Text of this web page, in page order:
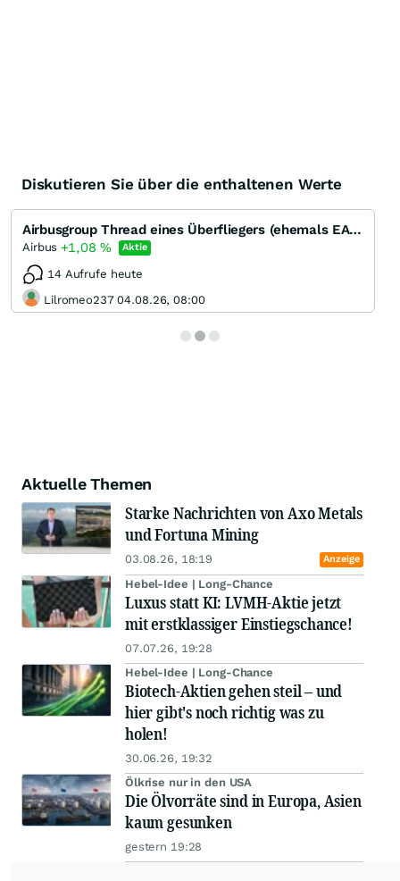
Diskutieren Sie über die enthaltenen Werte
Airbusgroup Thread eines Überfliegers (ehemals EADS)
Airbus +1,08% Aktie
14 Aufrufe heute
Lilromeo237 04.08.26, 08:00
Aktuelle Themen
Starke Nachrichten von Axo Metals
und Fortuna Mining
03.08.26, 18:19 Anzeige
Hebel-Idee | Long-Chance
Luxus statt KI: LVMH-Aktie jetzt
mit erstklassiger Einstiegschance!
07.07.26, 19:28
Hebel-Idee | Long-Chance
Biotech-Aktien gehen steil – und
hier gibt's noch richtig was zu
holen!
30.06.26, 19:32
Ölkrise nur in den USA
Die Ölvorräte sind in Europa, Asien
kaum gesunken
gestern 19:28